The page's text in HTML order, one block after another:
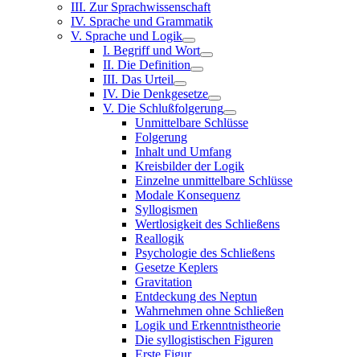
III. Zur Sprachwissenschaft
IV. Sprache und Grammatik
V. Sprache und Logik
I. Begriff und Wort
II. Die Definition
III. Das Urteil
IV. Die Denkgesetze
V. Die Schlußfolgerung
Unmittelbare Schlüsse
Folgerung
Inhalt und Umfang
Kreisbilder der Logik
Einzelne unmittelbare Schlüsse
Modale Konsequenz
Syllogismen
Wertlosigkeit des Schließens
Reallogik
Psychologie des Schließens
Gesetze Keplers
Gravitation
Entdeckung des Neptun
Wahrnehmen ohne Schließen
Logik und Erkenntnistheorie
Die syllogistischen Figuren
Erste Figur